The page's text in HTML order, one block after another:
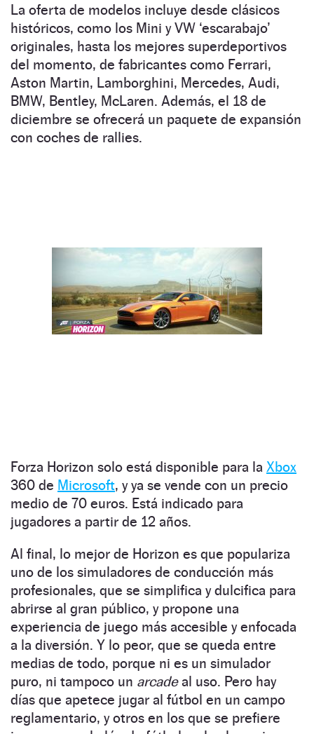
La oferta de modelos incluye desde clásicos
históricos, como los Mini y VW ‘escarabajo’
originales, hasta los mejores superdeportivos
del momento, de fabricantes como Ferrari,
Aston Martin, Lamborghini, Mercedes, Audi,
BMW, Bentley, McLaren. Además, el 18 de
diciembre se ofrecerá un paquete de expansión
con coches de rallies.
Forza Horizon solo está disponible para la Xbox
360 de Microsoft, y ya se vende con un precio
medio de 70 euros. Está indicado para
jugadores a partir de 12 años.
Al final, lo mejor de Horizon es que populariza
uno de los simuladores de conducción más
profesionales, que se simplifica y dulcifica para
abrirse al gran público, y propone una
experiencia de juego más accesible y enfocada
a la diversión. Y lo peor, que se queda entre
medias de todo, porque ni es un simulador
puro, ni tampoco un arcadeal uso. Pero hay
días que apetece jugar al fútbol en un campo
reglamentario, y otros en los que se prefiere